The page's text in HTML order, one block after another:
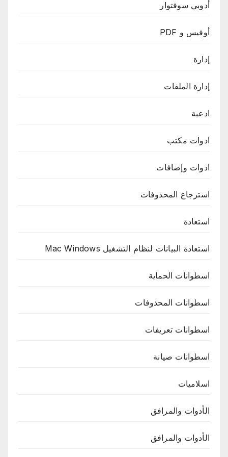
أدوبي سوفتوار
أوفيس و PDF
إدارة
إدارة الملفات
ادعية
ادوات مكتب
ادوات وإضافات
استرجاع المحذوفات
استعادة
استعادة البيانات لنظام التشغيل Mac Windows
اسطوانات الحماية
اسطوانات المحذوفات
اسطوانات تعريفات
اسطوانات صيانة
اسلاميات
الأدوات والمرافق
الأدوات والمرافق